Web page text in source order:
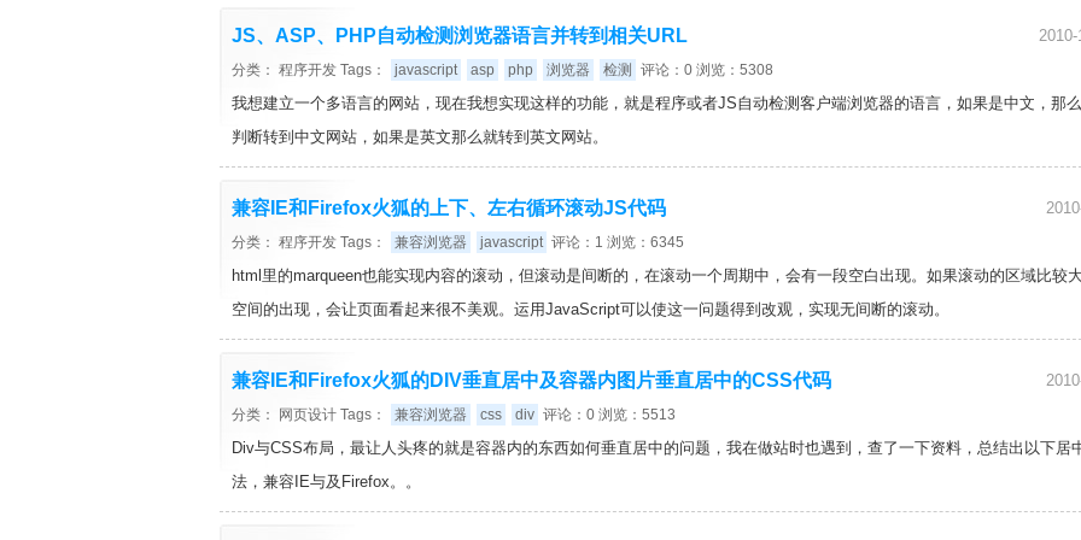
2010-
JS、ASP、PHP自动检测浏览器语言并转到相关URL
分类： 程序开发 Tags： javascript asp php 浏览器 检测 评论：0 浏览：5308
我想建立一个多语言的网站，现在我想实现这样的功能，就是程序或者JS自动检测客户端浏览器的语言，如果是中文，那
判断转到中文网站，如果是英文那么就转到英文网站。
兼容IE和Firefox火狐的上下、左右循环滚动JS代码
分类： 程序开发 Tags： 兼容浏览器 javascript 评论：1 浏览：6345
html里的marqueen也能实现内容的滚动，但滚动是间断的，在滚动一个周期中，会有一段空白出现。如果滚动的区域比较大
空间的出现，会让页面看起来很不美观。运用JavaScript可以使这一问题得到改观，实现无间断的滚动。
兼容IE和Firefox火狐的DIV垂直居中及容器内图片垂直居中的CSS代码
分类： 网页设计 Tags： 兼容浏览器 css div 评论：0 浏览：5513
Div与CSS布局，最让人头疼的就是容器内的东西如何垂直居中的问题，我在做站时也遇到，查了一下资料，总结出以下居
法，兼容IE与及Firefox。。